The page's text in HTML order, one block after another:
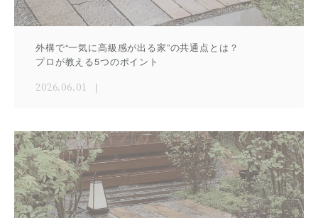
外構で“一気に高級感が出る家”の共通点とは？
プロが教える5つのポイント
2026.06.01